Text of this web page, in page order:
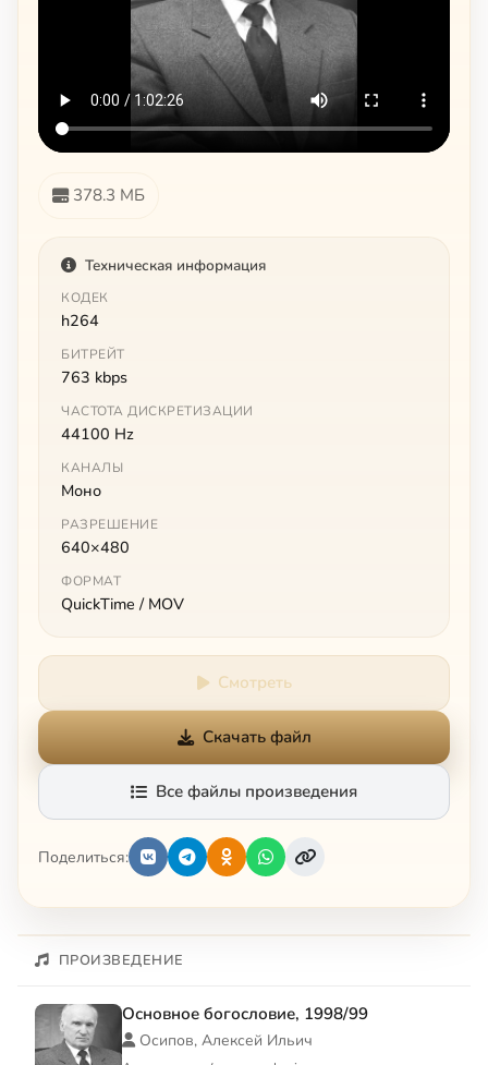
378.3 МБ
Техническая информация
КОДЕК
h264
БИТРЕЙТ
763 kbps
ЧАСТОТА ДИСКРЕТИЗАЦИИ
44100 Hz
КАНАЛЫ
Моно
РАЗРЕШЕНИЕ
640×480
ФОРМАТ
QuickTime / MOV
Смотреть
Скачать файл
Все файлы произведения
Поделиться:
ПРОИЗВЕДЕНИЕ
Основное богословие, 1998/99
Осипов, Алексей Ильич